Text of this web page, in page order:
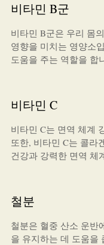
비타민 B군
비타민 B군은 우리 몸
영향을 미치는 영양소
도움을 주는 역할을 합
비타민 C
비타민 C는 면역 체계
또한, 비타민 C는 콜라
건강과 강력한 면역 체
철분
철분은 혈중 산소 운반
을 유지하는 데 도움을